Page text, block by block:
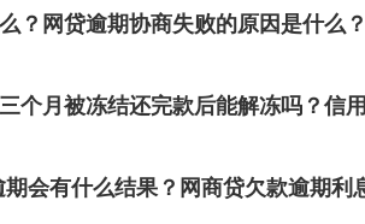
？网贷逾期协商失败的原因是什么？
个月被冻结还完款后能解冻吗？信
会有什么结果？网商贷欠款逾期利